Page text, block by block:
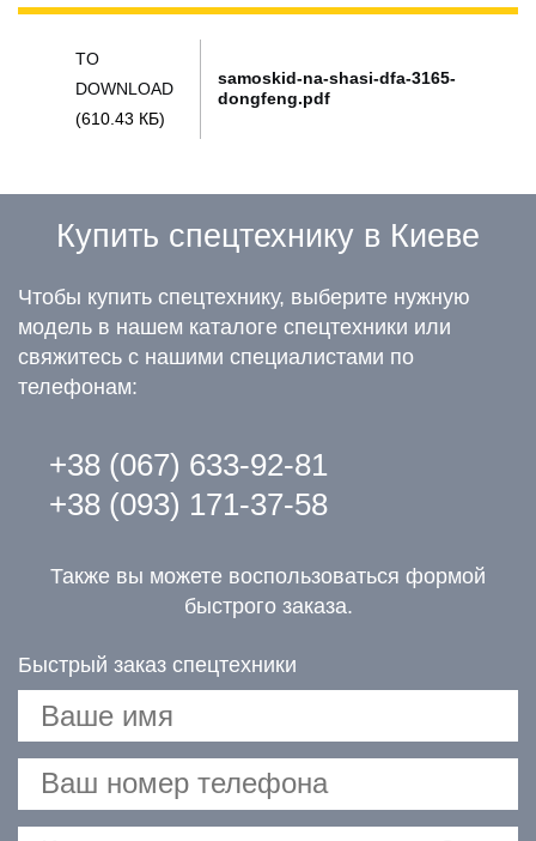
TO
DOWNLOAD
(610.43 КБ)
samoskid-na-shasi-dfa-3165-
dongfeng.pdf
Купить спецтехнику в Киеве
Чтобы купить спецтехнику, выберите нужную
модель в нашем каталоге спецтехники или
свяжитесь с нашими специалистами по
телефонам:
+38 (067) 633-92-81
+38 (093) 171-37-58
Также вы можете воспользоваться формой
быстрого заказа.
Быстрый заказ спецтехники